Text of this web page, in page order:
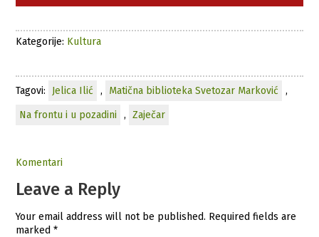
Kategorije: Kultura
Tagovi: Jelica Ilić , Matična biblioteka Svetozar Marković
,
Na frontu i u pozadini
, Zaječar
Komentari
Leave a Reply
Your email address will not be published. Required fields are
marked*